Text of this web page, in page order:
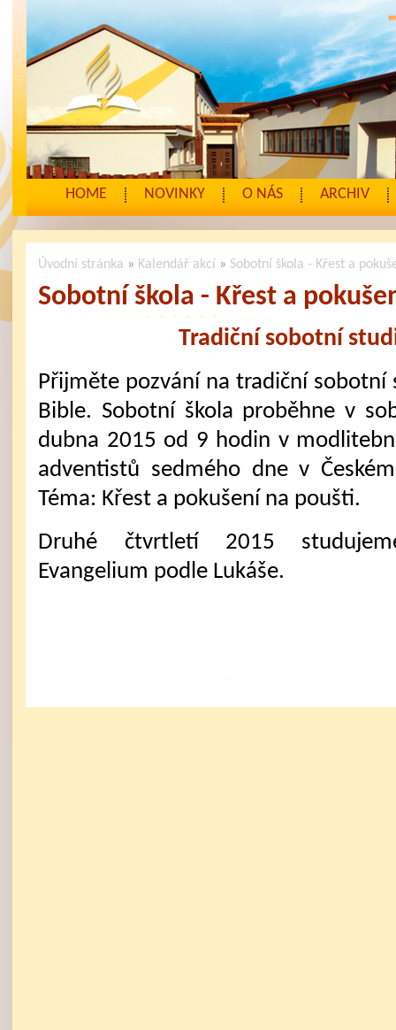
HOME NOVINKY O NÁS ARCHIV
Úvodní stránka » Kalendář akcí » Sobotní škola - Křest a
Sobotní škola - Křest a
Tradiční sobotní
Přijměte pozvání na tradiční sobotní
Bible. Sobotní škola proběhne v
dubna 2015 od 9 hodin v
adventistů sedmého dne v
Téma: Křest a pokušení na poušti.
Druhé čtvrtletí 2015
Evangelium podle Lukáše.